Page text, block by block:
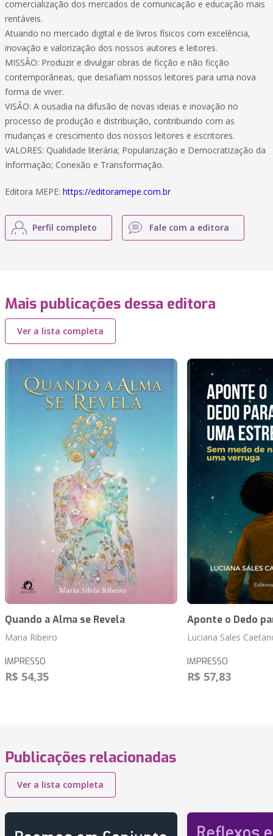
comercialização dos mercados de comunicação e educação mais
rentáveis.
Atuando no mercado digital e de livros físicos com excelência,
inovação e valorização dos nossos autores e leitores.
MISSÃO: Produzir e divulgar obras de ficção e não ficção
contemporâneas, que desafiam nossos leitores para uma nova
forma de viver.
VISÃO: A ousadia na difusão de novas ideias e inovação no
processo de produção e distribuição, contribuindo com as
mudanças e crescimento dos nossos leitores e escritores.
VALORES: Qualidade literária; Popularização e Democratização da
Informação; Conexão e Transformação.
Editora MEPE: https://editoramepe.com.br
Perfil completo Fale com a editora
Mais publicações dessa editora
Ver a lista completa
Quando a Alma se Revela
Maria Ribeiro
IMPRESSO
R$ 54,35
Aponte o Dedo
Luciana Sales
IMPRESSO
R$ 57,83
Publicações relacionadas
Ver a lista completa